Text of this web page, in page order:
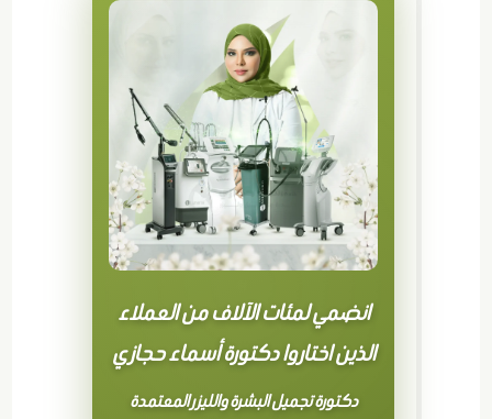
انضمي لمئات الآلاف من العملاء
الذين اختاروا دكتورة أسماء حجازي
دكتورة تجميل البشرة والليزر المعتمدة